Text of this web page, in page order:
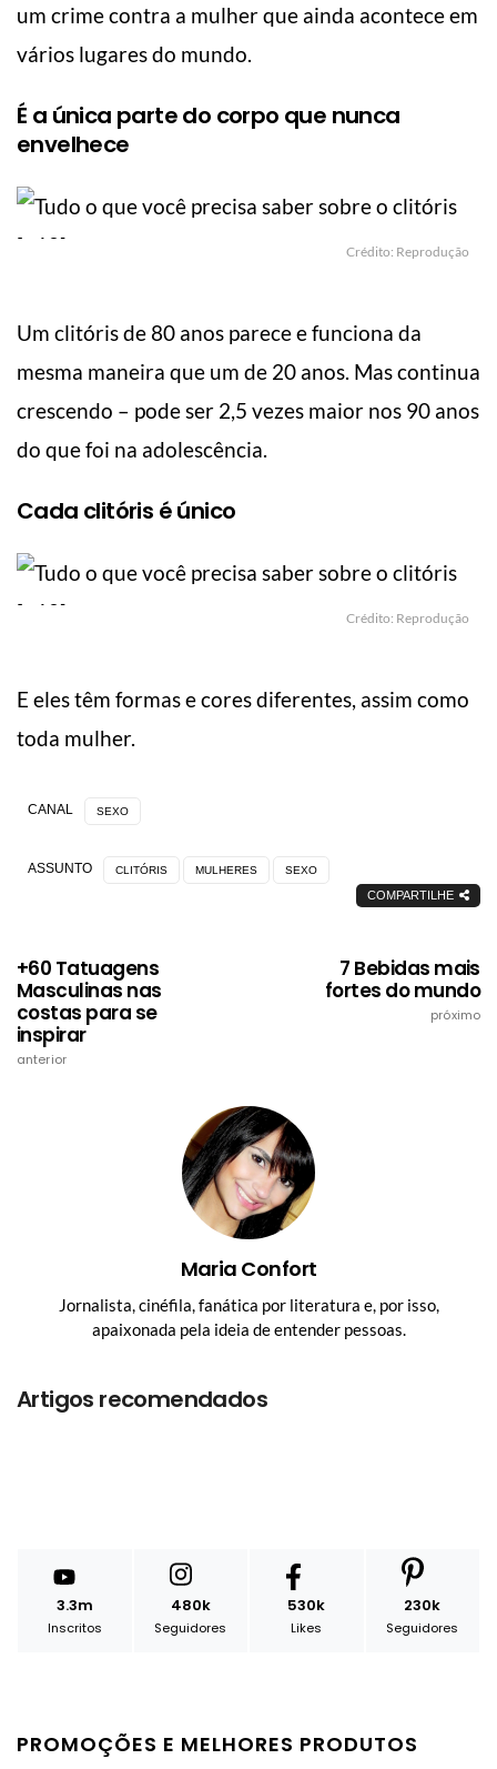
um crime contra a mulher que ainda acontece em
vários lugares do mundo.
É a única parte do corpo que nunca
envelhece
Crédito: Reprodução
Um clitóris de 80 anos parece e funciona da
mesma maneira que um de 20 anos. Mas continua
crescendo – pode ser 2,5 vezes maior nos 90 anos
do que foi na adolescência.
Cada clitóris é único
Crédito: Reprodução
E eles têm formas e cores diferentes, assim como
toda mulher.
CANAL SEXO
ASSUNTO CLITÓRIS MULHERES SEXO
COMPARTILHE
+60 Tatuagens
Masculinas nas
costas para se
inspirar
anterior
7 Bebidas mais
fortes do mundo
próximo
Maria Confort
Jornalista, cinéfila, fanática por literatura e, por isso,
apaixonada pela ideia de entender pessoas.
Artigos recomendados
3.3m
Inscritos
480k
Seguidores
530k
Likes
230k
Seguidores
PROMOÇÕES E MELHORES PRODUTOS